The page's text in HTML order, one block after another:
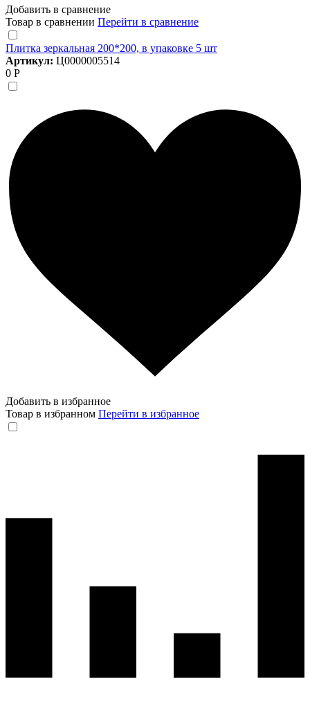
Добавить в сравнение
Товар в сравнении Перейти в сравнение
Плитка зеркальная 200*200, в упаковке 5 шт
Артикул: Ц0000005514
0 Р
Добавить в избранное
Товар в избранном Перейти в избранное